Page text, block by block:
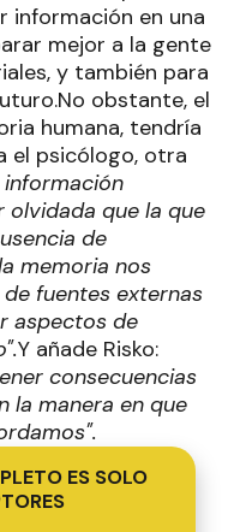
información en una
mejor a la gente
y también para
obstante, el
humana, tendría
el psicólogo, otra
información
olvidada que la que
de
memoria nos
fuentes externas
aspectos de
Y añade Risko:
consecuencias
la manera en que
ES SOLO